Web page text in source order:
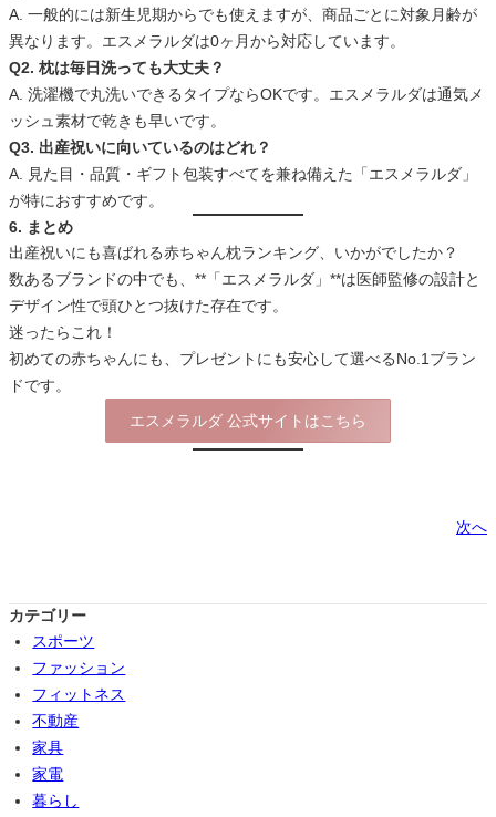
A. 一般的には新生児期からでも使えますが、商品ごとに対象月齢が
異なります。エスメラルダは0ヶ月から対応しています。
Q2. 枕は毎日洗っても大丈夫？
A. 洗濯機で丸洗いできるタイプならOKです。エスメラルダは通気メ
ッシュ素材で乾きも早いです。
Q3. 出産祝いに向いているのはどれ？
A. 見た目・品質・ギフト包装すべてを兼ね備えた「エスメラルダ」
が特におすすめです。
6. まとめ
出産祝いにも喜ばれる赤ちゃん枕ランキング、いかがでしたか？
数あるブランドの中でも、**「エスメラルダ」**は医師監修の設計と
デザイン性で頭ひとつ抜けた存在です。
迷ったらこれ！
初めての赤ちゃんにも、プレゼントにも安心して選べるNo.1ブラン
ドです。
エスメラルダ 公式サイトはこちら
次へ
カテゴリー
スポーツ
ファッション
フィットネス
不動産
家具
家電
暮らし